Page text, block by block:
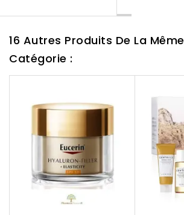
16 Autres Produits De La Même
Catégorie :